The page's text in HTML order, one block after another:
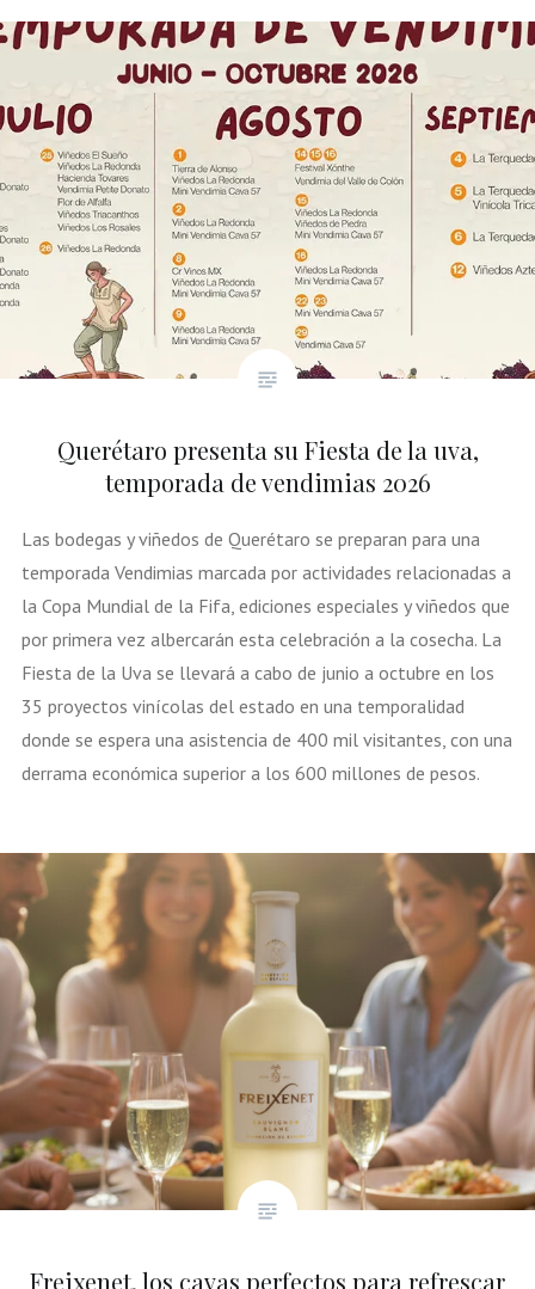
Querétaro presenta su Fiesta de la uva,
temporada de vendimias 2026
Las bodegas y viñedos de Querétaro se preparan para una
temporada Vendimias marcada por actividades relacionadas a
la Copa Mundial de la Fifa, ediciones especiales y viñedos que
por primera vez albercarán esta celebración a la cosecha. La
Fiesta de la Uva se llevará a cabo de junio a octubre en los
35 proyectos vinícolas del estado en una temporalidad
donde se espera una asistencia de 400 mil visitantes, con una
derrama económica superior a los 600 millones de pesos.
Freixenet, los cavas perfectos para refrescar